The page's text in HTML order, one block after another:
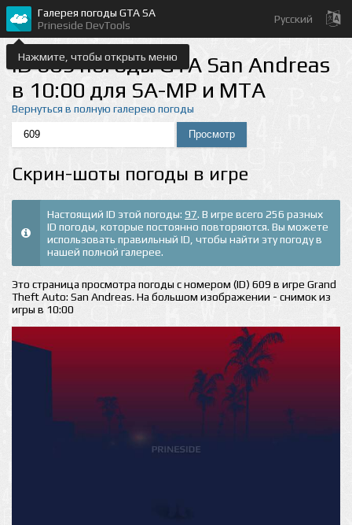
Нажмите, чтобы открыть меню
Галерея погоды GTA SA
Prineside DevTools
Русский
ID 609 погоды GTA San Andreas
в 10:00 для SA-MP и MTA
Вернуться в полную галерею погоды
Скрин-шоты погоды в игре
Настоящий ID этой погоды: 97. В игре всего 256 разных
ID погоды, которые постоянно повторяются. Вы можете
использовать правильный ID, чтобы найти эту погоду в
нашей полной галерее.
Это страница просмотра погоды с номером (ID) 609 в игре Grand
Theft Auto: San Andreas. На большом изображении - снимок из
игры в 10:00